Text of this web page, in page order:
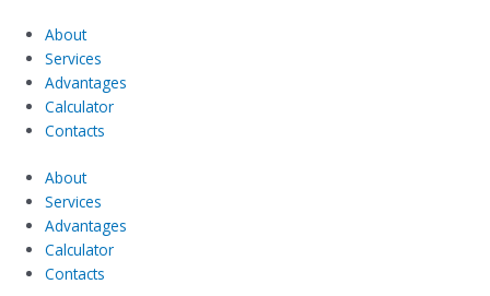
About
Services
Advantages
Calculator
Contacts
About
Services
Advantages
Calculator
Contacts